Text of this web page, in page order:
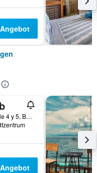
Ave B Entre Calle 4 y 5, Bocas del Toro, Panama